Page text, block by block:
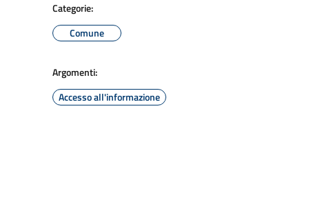
Categorie:
Comune
Argomenti:
Accesso all'informazione